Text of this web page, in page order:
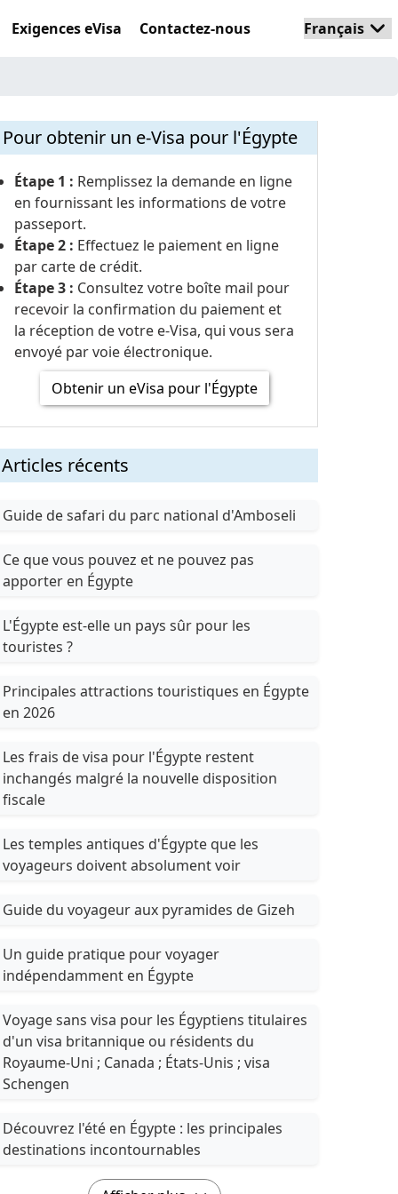
Exigences eVisa Contactez-nous
Pour obtenir un e-Visa pour l'Égypte
Étape 1 : Remplissez la demande en ligne
en fournissant les informations de votre
passeport.
Étape 2 : Effectuez le paiement en ligne
par carte de crédit.
Étape 3 : Consultez votre boîte mail pour
recevoir la confirmation du paiement et
la réception de votre e-Visa, qui vous sera
envoyé par voie électronique.
Obtenir un eVisa pour l'Égypte
Articles récents
Guide de safari du parc national d'Amboseli
Ce que vous pouvez et ne pouvez pas
apporter en Égypte
L'Égypte est-elle un pays sûr pour les
touristes ?
Principales attractions touristiques en Égypte
en 2026
Les frais de visa pour l'Égypte restent
inchangés malgré la nouvelle disposition
fiscale
Les temples antiques d'Égypte que les
voyageurs doivent absolument voir
Guide du voyageur aux pyramides de Gizeh
Un guide pratique pour voyager
indépendamment en Égypte
Voyage sans visa pour les Égyptiens titulaires
d'un visa britannique ou résidents du
Royaume-Uni ; Canada ; États-Unis ; visa
Schengen
Découvrez l'été en Égypte : les principales
destinations incontournables